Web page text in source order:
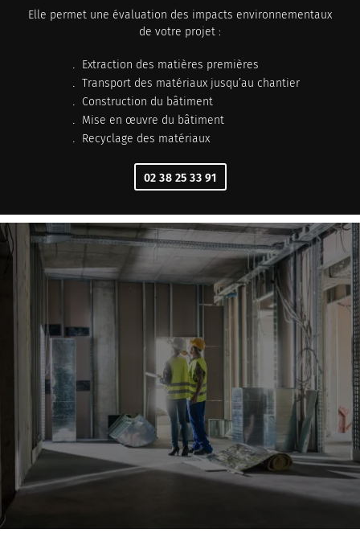
LANGUE
UNE QUESTION ?
Elle permet une évaluation des impacts environnementaux
de votre projet :
Extraction des matières premières
Transport des matériaux jusqu’au chantier
Construction du bâtiment
Mise en œuvre du bâtiment
Recyclage des matériaux
02 38 25 33 91